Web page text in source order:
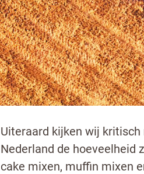
Dr. Oetker Professional
evenwichtig
We adviseren mensen
de gezondheid. Want niet
gezondheid.
Uiteraard kijken wij kritisch
Nederland de hoeveelheid
cake mixen, muffin mixen